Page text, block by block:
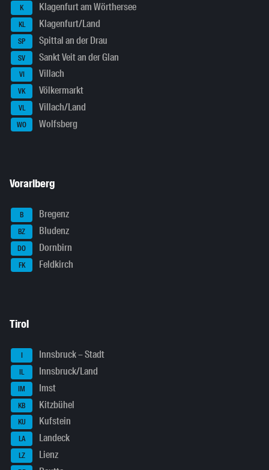
K Klagenfurt am Wörthersee
KL Klagenfurt/Land
SP Spittal an der Drau
SV Sankt Veit an der Glan
VI Villach
VK Völkermarkt
VL Villach/Land
WO Wolfsberg
Vorarlberg
B Bregenz
BZ Bludenz
DO Dornbirn
FK Feldkirch
Tirol
I Innsbruck – Stadt
IL Innsbruck/Land
IM Imst
KB Kitzbühel
KU Kufstein
LA Landeck
LZ Lienz